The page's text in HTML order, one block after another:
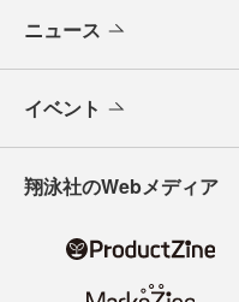
ニュース
イベント
翔泳社のWebメディア